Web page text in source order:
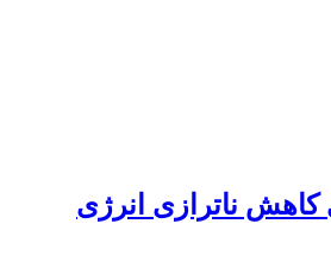
کاهش ناترازی انرژی